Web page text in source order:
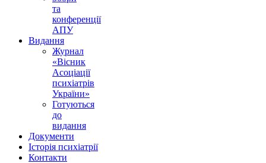
та
конференції
АПУ
Видання
Журнал
«Вісник
Асоціації
психіатрів
України»
Готуються
до
видання
Документи
Історія психіатрії
Контакти